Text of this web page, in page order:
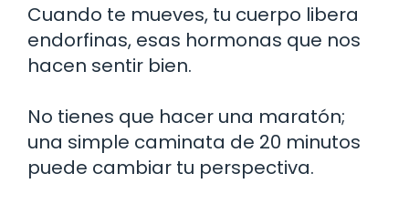
Cuando te mueves, tu cuerpo libera
endorfinas, esas hormonas que nos
hacen sentir bien.
No tienes que hacer una maratón;
una simple caminata de 20 minutos
puede cambiar tu perspectiva.